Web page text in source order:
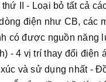
II - Loại bỏ tất cả
điện như CB, các
có được nguồn năng
- 4 vị trí thay đổi điện
và sử dụng nhất -